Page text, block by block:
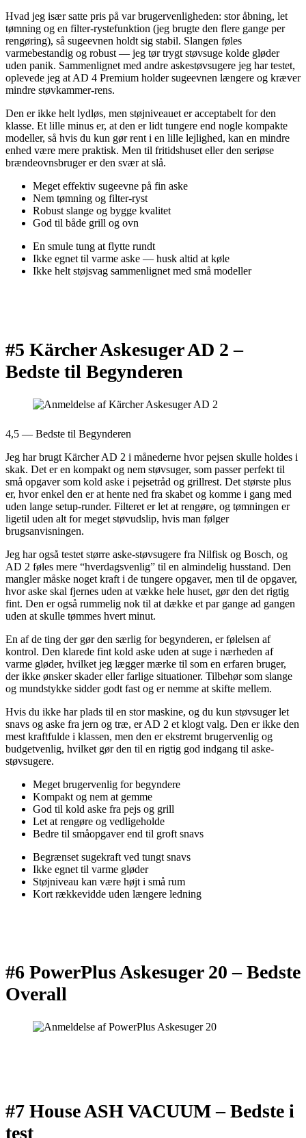
Hvad jeg især satte pris på var brugervenligheden: stor åbning, let
tømning og en filter-rystefunktion (jeg brugte den flere gange per
rengøring), så sugeevnen holdt sig stabil. Slangen føles
varmebestandig og robust — jeg tør trygt støvsuge kolde gløder
uden panik. Sammenlignet med andre askestøvsugere jeg har testet,
oplevede jeg at AD 4 Premium holder sugeevnen længere og kræver
mindre støvkammer-rens.
Den er ikke helt lydløs, men støjniveauet er acceptabelt for den
klasse. Et lille minus er, at den er lidt tungere end nogle kompakte
modeller, så hvis du kun gør rent i en lille lejlighed, kan en mindre
enhed være mere praktisk. Men til fritidshuset eller den seriøse
brændeovnsbruger er den svær at slå.
Meget effektiv sugeevne på fin aske
Nem tømning og filter-ryst
Robust slange og bygge kvalitet
God til både grill og ovn
En smule tung at flytte rundt
Ikke egnet til varme aske — husk altid at køle
Ikke helt støjsvag sammenlignet med små modeller
#5 Kärcher Askesuger AD 2 –
Bedste til Begynderen
4,5 — Bedste til Begynderen
Jeg har brugt Kärcher AD 2 i månederne hvor pejsen skulle holdes i
skak. Det er en kompakt og nem støvsuger, som passer perfekt til
små opgaver som kold aske i pejsetråd og grillrest. Det største plus
er, hvor enkel den er at hente ned fra skabet og komme i gang med
uden lange setup-runder. Filteret er let at rengøre, og tømningen er
ligetil uden alt for meget støvudslip, hvis man følger
brugsanvisningen.
Jeg har også testet større aske-støvsugere fra Nilfisk og Bosch, og
AD 2 føles mere “hverdagsvenlig” til en almindelig husstand. Den
mangler måske noget kraft i de tungere opgaver, men til de opgaver,
hvor aske skal fjernes uden at vække hele huset, gør den det rigtig
fint. Den er også rummelig nok til at dække et par gange ad gangen
uden at skulle tømmes hvert minut.
En af de ting der gør den særlig for begynderen, er følelsen af
kontrol. Den klarede fint kold aske uden at suge i nærheden af
varme gløder, hvilket jeg lægger mærke til som en erfaren bruger,
der ikke ønsker skader eller farlige situationer. Tilbehør som slange
og mundstykke sidder godt fast og er nemme at skifte mellem.
Hvis du ikke har plads til en stor maskine, og du kun støvsuger let
snavs og aske fra jern og træ, er AD 2 et klogt valg. Den er ikke den
mest kraftfulde i klassen, men den er ekstremt brugervenlig og
budgetvenlig, hvilket gør den til en rigtig god indgang til aske-
støvsugere.
Meget brugervenlig for begyndere
Kompakt og nem at gemme
God til kold aske fra pejs og grill
Let at rengøre og vedligeholde
Bedre til småopgaver end til groft snavs
Begrænset sugekraft ved tungt snavs
Ikke egnet til varme gløder
Støjniveau kan være højt i små rum
Kort rækkevidde uden længere ledning
#6 PowerPlus Askesuger 20 –Bedste
Overall
#7 House ASH VACUUM –Bedste i
test